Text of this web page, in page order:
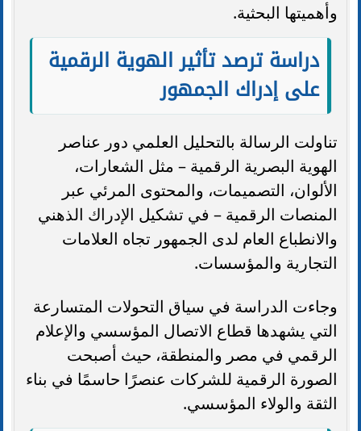
وأهميتها البحثية.
دراسة ترصد تأثير الهوية الرقمية
على إدراك الجمهور
تناولت الرسالة بالتحليل العلمي دور عناصر
الهوية البصرية الرقمية – مثل الشعارات،
الألوان، التصميمات، والمحتوى المرئي عبر
المنصات الرقمية – في تشكيل الإدراك الذهني
والانطباع العام لدى الجمهور تجاه العلامات
التجارية والمؤسسات.
وجاءت الدراسة في سياق التحولات المتسارعة
التي يشهدها قطاع الاتصال المؤسسي والإعلام
الرقمي في مصر والمنطقة، حيث أصبحت
الصورة الرقمية للشركات عنصرًا حاسمًا في بناء
الثقة والولاء المؤسسي.